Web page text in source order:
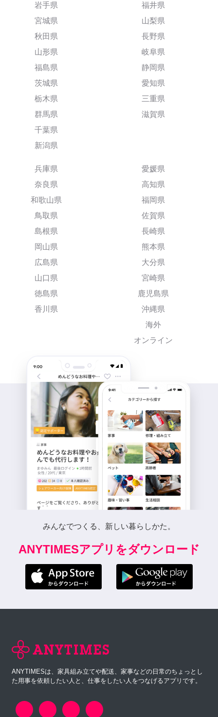
岩手県
宮城県
秋田県
山形県
福島県
茨城県
栃木県
群馬県
千葉県
新潟県
福井県
山梨県
長野県
岐阜県
静岡県
愛知県
三重県
滋賀県
兵庫県
奈良県
和歌山県
鳥取県
島根県
岡山県
広島県
山口県
徳島県
香川県
愛媛県
高知県
福岡県
佐賀県
長崎県
熊本県
大分県
宮崎県
鹿児島県
沖縄県
海外
オンライン
みんなでつくる、新しい暮らしかた。
ANYTIMESアプリをダウンロード
ANYTIMESは、家具組み立てや配送、家事などの日常のちょっとし
た用事を依頼したい人と、仕事をしたい人をつなげるアプリです。